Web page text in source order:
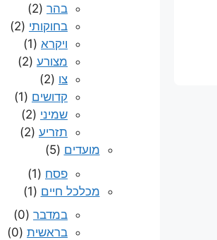
בהר (2)
בחוקותי (2)
ויקרא (1)
מצורע (2)
צו (2)
קדושים (1)
שמיני (2)
תזריע (2)
מועדים (5)
פסח (1)
מכלכל חיים (1)
במדבר (0)
בראשית (0)